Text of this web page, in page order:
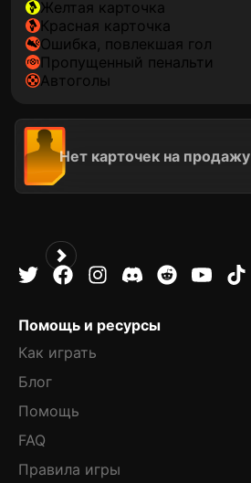
желтая карточка
красная карточка
ошибка, повлекшая гол
пропущенный пенальти
автоголы
Нет карточек на продажу
Помощь и ресурсы
Как играть
Блог
Помощь
FAQ
Правила игры